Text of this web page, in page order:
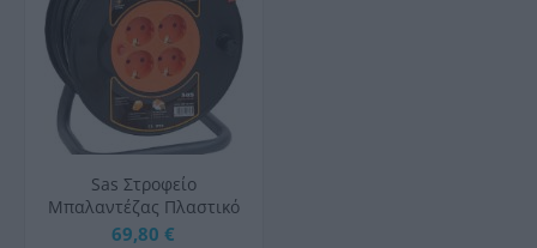
Sas Στροφείο
Μπαλαντέζας Πλαστικό
Καρούλι 3X1.5 25Mt
69,80 €